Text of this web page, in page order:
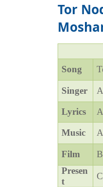
Tor
Song
Singer
Lyrics
Music
Film
Presen
t